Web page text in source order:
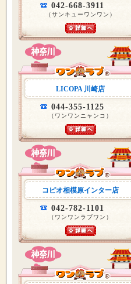
042-668-3911
（サンキューワンワン）
LICOPA 川崎店
044-355-1125
（ワンワンニャンコ）
コピオ相模原インター店
042-782-1101
（ワンワンラブワン）